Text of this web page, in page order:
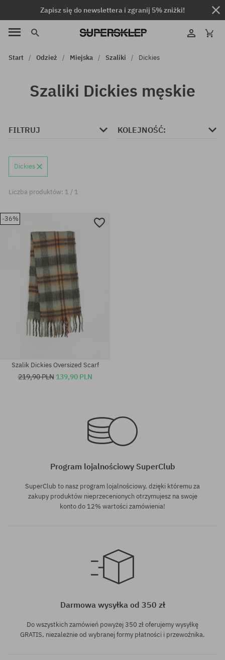
Zapisz się do newslettera i zgranij 5% zniżki!
Start Odzież Miejska Szaliki Dickies
Szaliki Dickies męskie
FILTRUJ KOLEJNOŚĆ:
Dickies
Liczba produktów: 1 / 1
-36%
Szalik Dickies Oversized Scarf
219,90 PLN 139,90 PLN
Program lojalnościowy SuperClub
SuperClub to nasz program lojalnościowy, dzięki któremu za
zakupy produktów nieprzecenionych otrzymujesz na swoje
konto do 12% wartości zamówienia!
Darmowa wysyłka od 350 zł
Do wszystkich zamówień powyżej 350 zł oferujemy wysyłkę
GRATIS, niezależnie od wybranej formy płatności i przewoźnika.